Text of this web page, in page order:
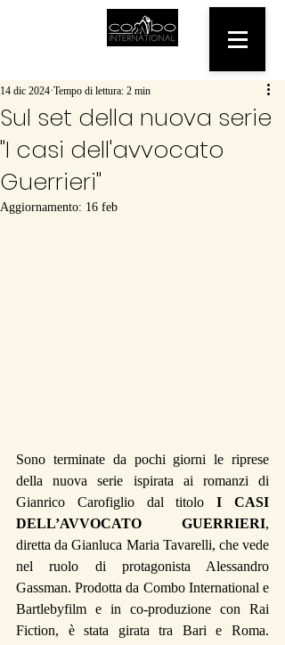
Sul set della nuova serie
"I casi dell'avvocato
Guerrieri"
14 dic 2024 Tempo di lettura: 2 min
Aggiornamento: 16 feb
Sono terminate da pochi giorni le riprese
della nuova serie ispirata ai romanzi di
Gianrico Carofiglio dal titolo I CASI
DELL’AVVOCATO GUERRIERI,
diretta da Gianluca Maria Tavarelli, che vede
nel ruolo di protagonista Alessandro
Gassman. Prodotta da Combo International e
Bartlebyfilm e in co-produzione con Rai
Fiction, è stata girata tra Bari e Roma.